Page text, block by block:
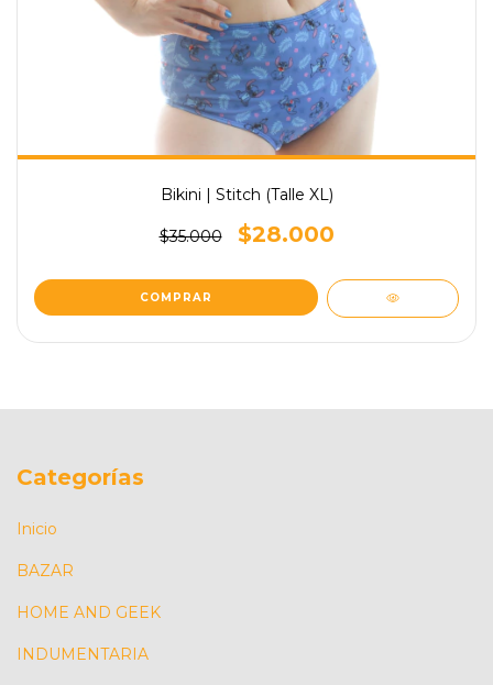
Bikini | Stitch (Talle XL)
$35.000 $28.000
COMPRAR
Categorías
Inicio
BAZAR
HOME AND GEEK
INDUMENTARIA